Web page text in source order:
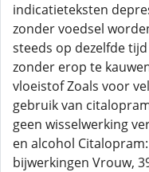
indicatieteksten
zonder voedsel
steeds op dezelfde
zonder erop te
vloeistof Zoals voor
gebruik van
geen wisselwerking
en alcohol
bijwerkingen Vrouw,